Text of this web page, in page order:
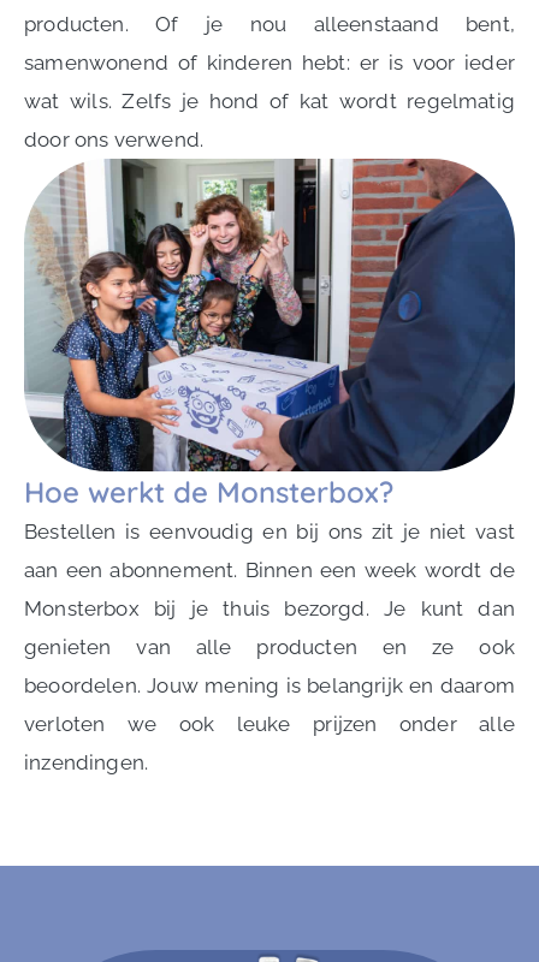
producten. Of je nou alleenstaand bent,
samenwonend of kinderen hebt: er is voor ieder
wat wils. Zelfs je hond of kat wordt regelmatig
door ons verwend.
Hoe werkt de Monsterbox?
Bestellen is eenvoudig en bij ons zit je niet vast
aan een abonnement. Binnen een week wordt de
Monsterbox bij je thuis bezorgd. Je kunt dan
genieten van alle producten en ze ook
beoordelen. Jouw mening is belangrijk en daarom
verloten we ook leuke prijzen onder alle
inzendingen.